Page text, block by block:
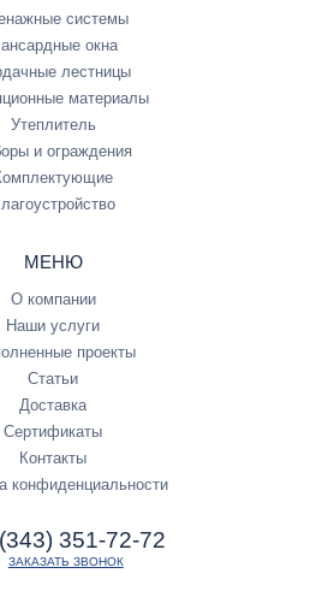
системы
окна
лестницы
материалы
Утеплитель
и ограждения
МЕНЮ
О компании
Наши услуги
проекты
Статьи
Доставка
Сертификаты
Контакты
конфиденциальности
351-72-72
ЗАКАЗАТЬ ЗВОНОК